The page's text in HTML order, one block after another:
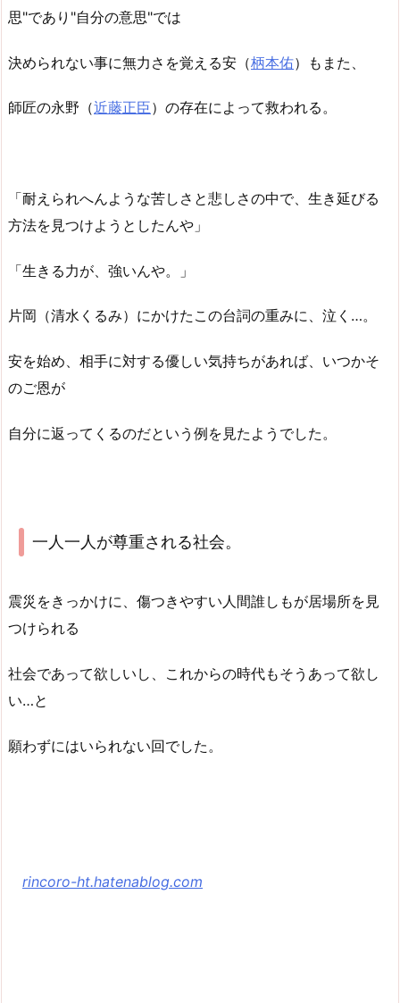
思"であり"自分の意思"では
決められない事に無力さを覚える安（柄本佑）もまた、
師匠の永野（近藤正臣）の存在によって救われる。
「耐えられへんような苦しさと悲しさの中で、生き延びる
方法を見つけようとしたんや」
「生きる力が、強いんや。」
片岡（清水くるみ）にかけたこの台詞の重みに、泣く…。
安を始め、相手に対する優しい気持ちがあれば、いつかそ
のご恩が
自分に返ってくるのだという例を見たようでした。
一人一人が尊重される社会。
震災をきっかけに、傷つきやすい人間誰しもが居場所を見
つけられる
社会であって欲しいし、これからの時代もそうあって欲し
い…と
願わずにはいられない回でした。
rincoro-ht.hatenablog.com